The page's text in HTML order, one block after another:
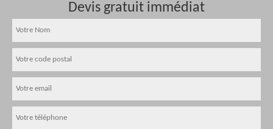
Devis gratuit immédiat